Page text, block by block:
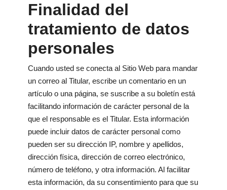
Finalidad del
tratamiento de datos
personales
Cuando usted se conecta al Sitio Web para mandar
un correo al Titular, escribe un comentario en un
artículo o una página, se suscribe a su boletín está
facilitando información de carácter personal de la
que el responsable es el Titular. Esta información
puede incluir datos de carácter personal como
pueden ser su dirección IP, nombre y apellidos,
dirección física, dirección de correo electrónico,
número de teléfono, y otra información. Al facilitar
esta información, da su consentimiento para que su